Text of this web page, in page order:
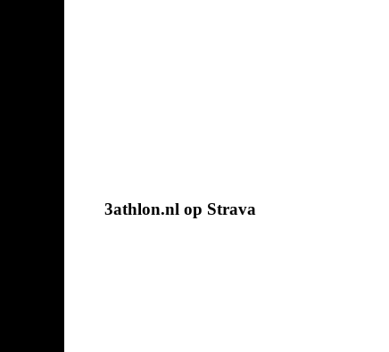
3athlon.nl op Strava